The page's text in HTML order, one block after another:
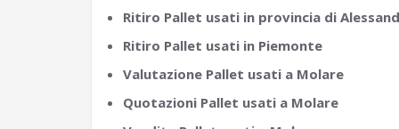
Ritiro Pallet usati in provincia di
Ritiro Pallet usati in Piemonte
Valutazione Pallet usati a Molare
Quotazioni Pallet usati a Molare